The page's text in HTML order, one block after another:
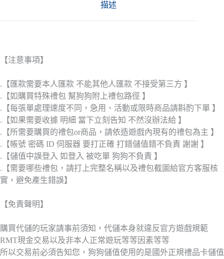
描述
【注意事項】
.【匯款需要本人匯款 不能其他人匯款 不接受第三方 】
.【如購買特殊禮包 幫狗狗附上禮包路徑 】
.【每張單處理速度不同，急用、活動或限時商品請斟酌下單 】
.【如果需要收據 明細 當下立刻告知 不然沒辦法給 】
.【所需要購買的禮包or商品，請依造遊戲內現有的禮包為主 】
.【帳號 密碼 ID 伺服器 要打正確 打錯儲值錯不負責 謝謝 】
.【儲值中誤登入 如登入 被吃單 狗狗不負責 】
.【需要哪些禮包，請打上完整名稱以及禮包截圖給官方客服核
實，避免產生錯誤】
【免責聲明】
購買代儲的玩家請事前須知，代儲本身就違反官方遊戲規範
RMT現金交易以及非本人正常遊玩等等因素等等
所以交易前必須告知您，狗狗儲值使用的是國外正規禮品卡儲值